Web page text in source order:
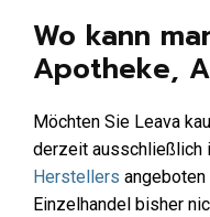
Wo kann
Apotheke,
Möchten Sie Leava
derzeit ausschließlich
Herstellers
Einzelhandel bisher